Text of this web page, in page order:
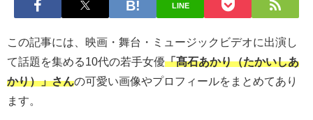
LINE
この記事には、映画・舞台・ミュージックビデオに出演し
て話題を集める10代の若手女優「髙石あかり（たかいしあ
かり）」さんの可愛い画像やプロフィールをまとめてあり
ます。